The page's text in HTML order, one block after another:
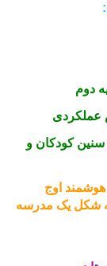
سنین کودکان و
هوشمند اوج
شکل یک مدرسه